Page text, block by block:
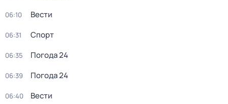
06:10 Вести
06:31 Спорт
06:35 Погода 24
06:39 Погода 24
06:40 Вести